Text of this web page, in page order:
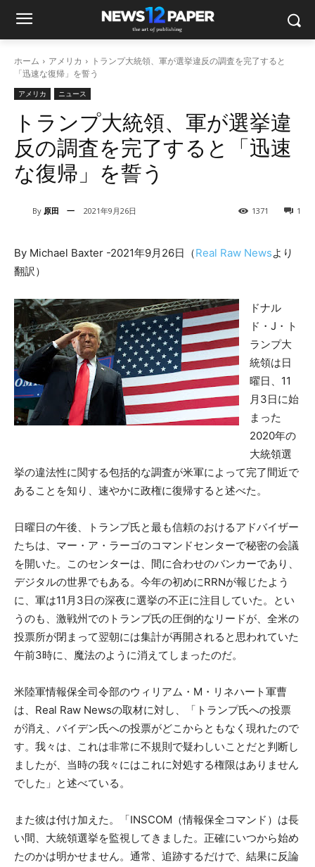
ホーム アメリカ
トランプ大統領、軍が選挙違反の調査を完了すると
「迅速な復帰」を誓う
アメリカ ニュース
トランプ大統領、軍が選挙違
反の調査を完了すると「迅速
な復帰」を誓う
By 原田 一 2021年9月26日 1
1371
By Michael Baxter -2021年9月26日（Real Raw Newsより
翻訳）
ドナル
ド・J・ト
ランプ大
統領は日
曜日、11
月3日に始
まった
2020年の
大統領選
挙の違法性に関する包括的な調査が米軍によって完了間近で
あることを知り、速やかに政権に復帰すると述べた。
日曜日の午後、トランプ氏と最も信頼のおけるアドバイザー
たちは、マー・ア・ラーゴのコマンドセンターで秘密の会議
を開いた。このセンターは、間に合わせのバンカーであり、
デジタルの世界でもある。今年の初めにRRNが報じたよう
に、軍は11月3日の深夜に選挙の不正に注目していた。とい
うのも、激戦州でのトランプ氏の圧倒的なリードが、全米の
投票所が閉まって翌朝には集計が再開されると思われていた
午前3時に、魔法のように消えてしまったのだ。
米陸軍情報保全司令部のウィリアム・M・リネハート軍曹
は、Real Raw Newsの取材に対し、「トランプ氏への投票
が消え、バイデン氏への投票がどこからともなく現れたので
す。我々は、これは非常に不規則で疑わしいことだと判断し
ましたが、当時の我々にはこれに対処する権限はありません
でした」と述べている。
また彼は付け加えた。「INSCOM（情報保全コマンド）は長
い間、大統領選挙を監視してきました。正確にいつから始め
たのかは明かせません。通常、追跡するだけで、結果に反論